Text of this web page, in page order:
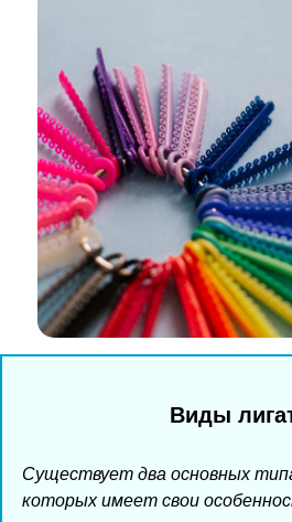
Виды
Существует два основных
которых имеет свои